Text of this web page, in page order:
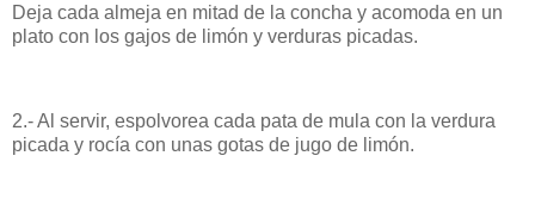
Deja cada almeja en mitad de la concha y acomoda en un
plato con los gajos de limón y verduras picadas.
2.- Al servir, espolvorea cada pata de mula con la verdura
picada y rocía con unas gotas de jugo de limón.